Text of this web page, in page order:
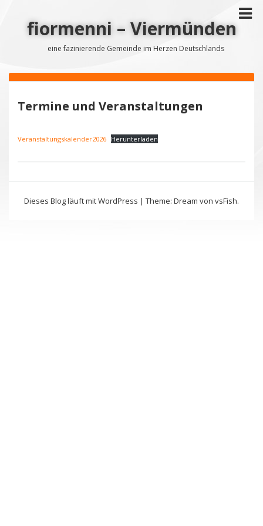
fiormenni – Viermünden
eine fazinierende Gemeinde im Herzen Deutschlands
Termine und Veranstaltungen
Veranstaltungskalender2026 Herunterladen
Dieses Blog läuft mit WordPress | Theme: Dream von vsFish.